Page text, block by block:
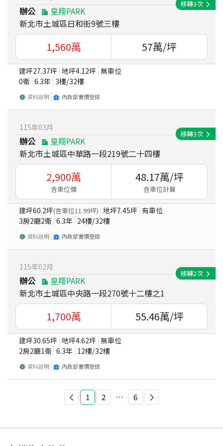
辦公
皇翔PARK
新北市土城區日和街9號三樓
移轉3次
1,560萬 57萬/坪
建坪27.37坪 地坪4.12坪 無車位
0衛 6.3年 3樓/32樓
資料說明 內政部實價登錄
115年03月
辦公
皇翔PARK
新北市土城區中華路一段219號二十四樓
移轉3次
2,900萬
含車位價
48.17萬/坪
含車位計算
建坪60.2坪(含車位11.99坪) 地坪7.45坪 有車位
3房2廳2衛 6.3年 24樓/32樓
資料說明 內政部實價登錄
115年02月
辦公
皇翔PARK
新北市土城區中央路一段270號十二樓之1
移轉2次
1,700萬 55.46萬/坪
建坪30.65坪 地坪4.62坪 無車位
2房2廳1衛 6.3年 12樓/32樓
資料說明 內政部實價登錄
1 2 ⋯ 6